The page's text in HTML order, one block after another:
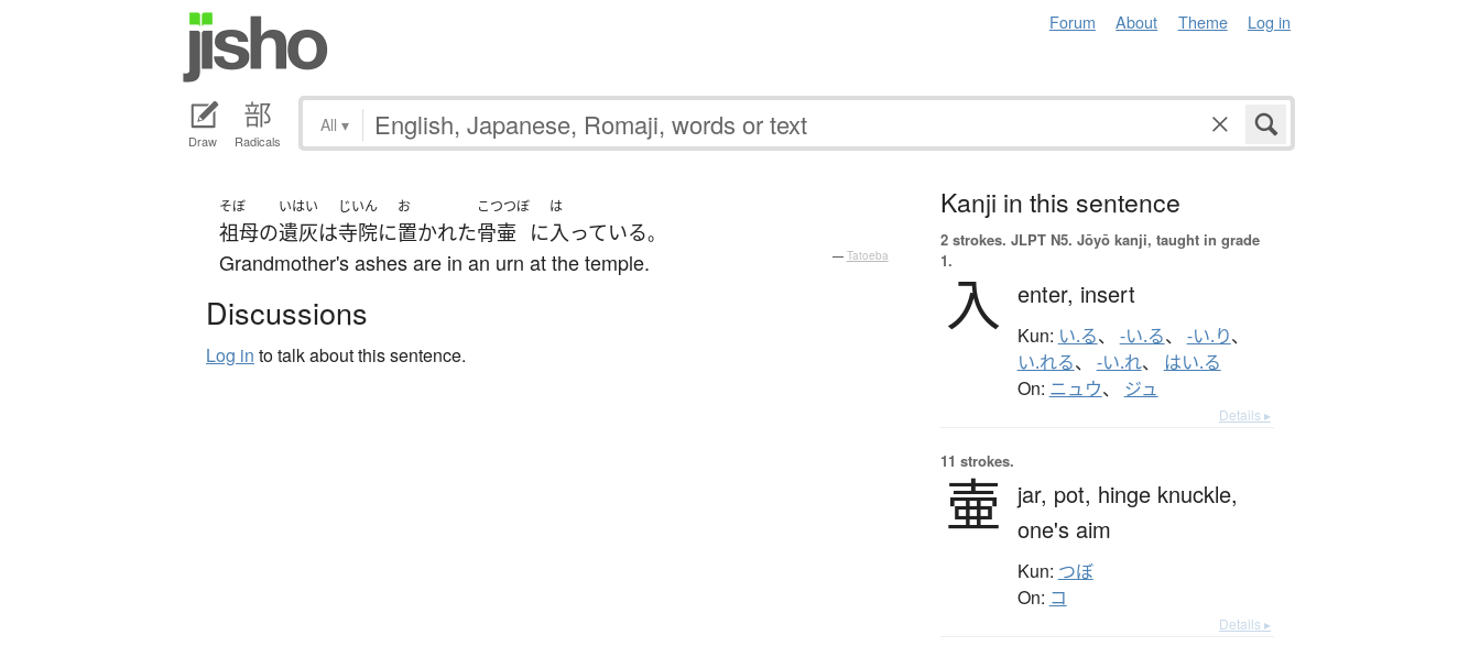
Forum About Theme Log in
Draw Radicals
All ▾
そぼ
祖母の
いはい
遺灰は
じいん
寺院に
お
置かれた
こつつぼ
骨壷 に
は
入っている。
Grandmother's ashes are in an urn at the temple. — Tatoeba
Discussions
Log in to talk about this sentence.
Kanji in this sentence
2 strokes. JLPT N5. Jōyō kanji, taught in grade
1.
入 enter, insert
Kun: い.る、 -い.る、 -い.り、
い.れる、 -い.れ、 はい.る
On: ニュウ、 ジュ
Details ▸
11 strokes.
壷 jar, pot, hinge knuckle,
one's aim
Kun: つぼ
On: コ
Details ▸